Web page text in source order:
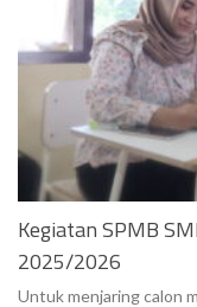
Kegiatan SPMB
2025/2026
Untuk menjaring calon